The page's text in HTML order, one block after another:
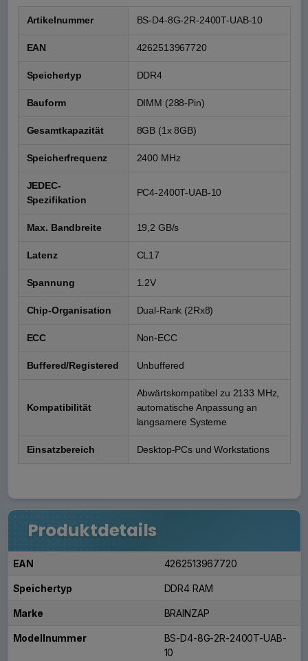
Artikelnummer BS-D4-8G-2R-2400T-UAB-10
EAN 4262513967720
Speichertyp DDR4
Bauform DIMM (288-Pin)
Gesamtkapazität 8GB (1x 8GB)
Speicherfrequenz 2400 MHz
JEDEC-
Spezifikation
PC4-2400T-UAB-10
Max. Bandbreite 19,2 GB/s
Latenz CL17
Spannung 1.2V
Chip-Organisation Dual-Rank (2Rx8)
ECC Non-ECC
Buffered/Registered Unbuffered
Kompatibilität
Abwärtskompatibel zu 2133 MHz,
automatische Anpassung an
langsamere Systeme
Einsatzbereich Desktop-PCs und Workstations
Produktdetails
EAN 4262513967720
Speichertyp DDR4 RAM
Marke BRAINZAP
Modellnummer
BS-D4-8G-2R-2400T-UAB-
10